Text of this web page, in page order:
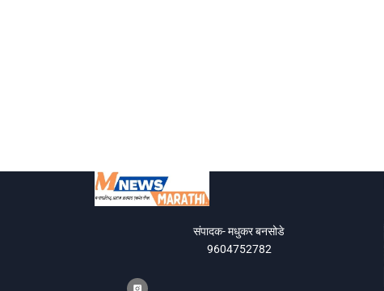
संपादक- मधुकर बनसोडे
9604752782